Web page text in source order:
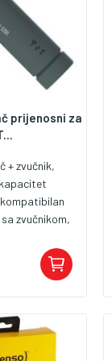
prijenosni za
+ zvučnik,
zvučnikom,
USB
težina i
30-pin
iPhone 5 i 6,